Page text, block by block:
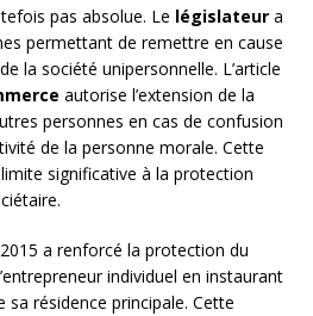
pas absolue. Le législateur a
permettant de remettre en cause
la société unipersonnelle. L’article
autorise l’extension de la
personnes en cas de confusion
de la personne morale. Cette
significative à la protection
a renforcé la protection du
individuel en instaurant
sa résidence principale. Cette